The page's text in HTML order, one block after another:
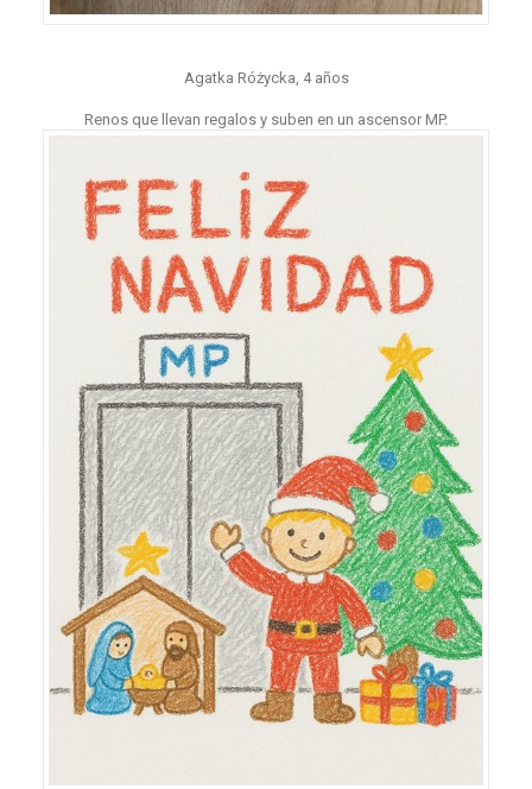
Agatka Różycka, 4 años
Renos que llevan regalos y suben en un ascensor MP.